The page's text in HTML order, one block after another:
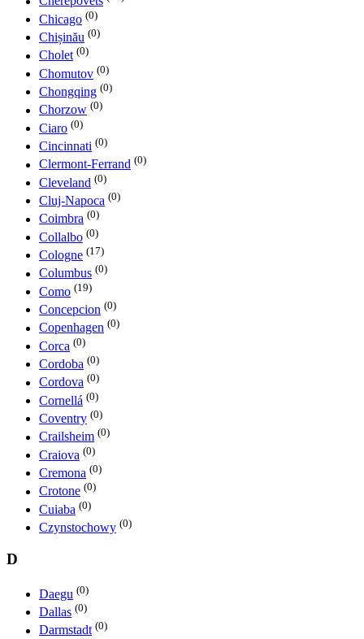
Chicago (0)
Chișinău (0)
Cholet (0)
Chomutov (0)
Chongqing (0)
Chorzow (0)
Ciaro (0)
Cincinnati (0)
Clermont-Ferrand (0)
Cleveland (0)
Cluj-Napoca (0)
Coimbra (0)
Collalbo (0)
Cologne (17)
Columbus (0)
Como (19)
Concepcion (0)
Copenhagen (0)
Corca (0)
Cordoba (0)
Cordova (0)
Cornellá (0)
Coventry (0)
Crailsheim (0)
Craiova (0)
Cremona (0)
Crotone (0)
Cuiaba (0)
Czynstochowy (0)
D
Daegu (0)
Dallas (0)
Darmstadt (0)